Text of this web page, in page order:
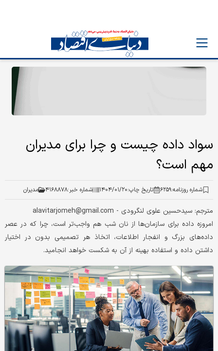
سواد داده چیست و چرا برای مدیران
مهم است؟
شماره روزنامه:۶۲۵۹ تاریخ چاپ:۱۴۰۴/۰۱/۲۰ شماره خبر:۴۱۶۸۸۷۸ مدیران
مترجم: سید‌حسین علوی لنگرودی - alavitarjomeh@gmail.com
امروزه داده برای سازمان‌‌‌ها از نان شب هم واجب‌‌‌تر است، چرا که در عصر
داده‌‌‌های بزرگ و انفجار اطلاعات، اتخاذ هر تصمیمی بدون در اختیار
داشتن داده و استفاده بهینه از آن به شکست خواهد انجامید.